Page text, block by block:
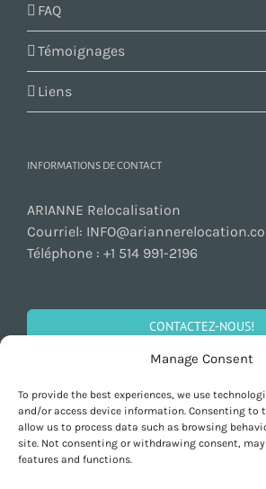
Manage Consent
To provide the best experiences, we use
and/or access device information. Consenting to
allow us to process data such as browsing
site. Not consenting or withdrawing consent,
features and functions.
FAQ
Témoignages
Liens
INFORMATIONS DE CONTACT
ARIANNE Relocalisation
Courriel:
Téléphone : +1 514 991-2196
CONTACTEZ-NOUS!
SOCIALISEZ!